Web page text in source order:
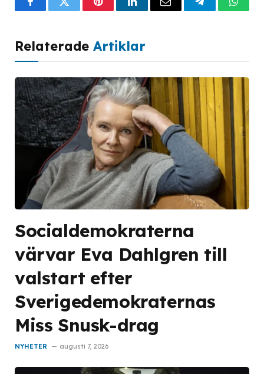
FacebookTwitterPinterestLinkedInEmail Telegram
Relaterade Artiklar
Socialdemokraterna
värvar Eva Dahlgren till
valstart efter
Sverigedemokraternas
Miss Snusk-drag
NYHETER augusti 7, 2026